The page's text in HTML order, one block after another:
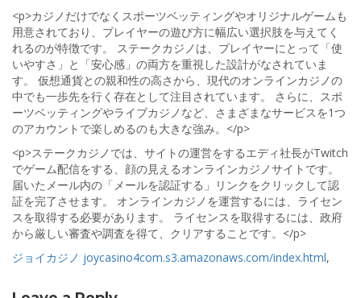
<p>カジノだけでなくスポーツベッティングやオリジナルゲームも
用意されており、プレイヤーの遊び方に幅広い選択肢を与えてく
れるのが特徴です。 ステークカジノは、プレイヤーにとって「使
いやすさ」と「安心感」の両方を重視した設計がなされていま
す。 仮想通貨との親和性の高さから、現代のオンラインカジノの
中でも一歩先を行く存在として注目されています。 さらに、スポ
ーツベッティングやライブカジノなど、さまざまなサービスを1つ
のアカウントで楽しめるのも大きな強み。</p>
<p>ステークカジノでは、サイトの運営をするエディ社長がTwitch
でゲーム配信をする、顔の見えるオンラインカジノサイトです。
届いたメール内の「メールを認証する」リンクをクリックして認
証を完了させます。 オンラインカジノを運営するには、ライセン
スを取得する必要があります。 ライセンスを取得するには、政府
から厳しい審査や調査を得て、クリアすることです。</p>
ジョイカジノ joycasino4com.s3.amazonaws.com/index.html,